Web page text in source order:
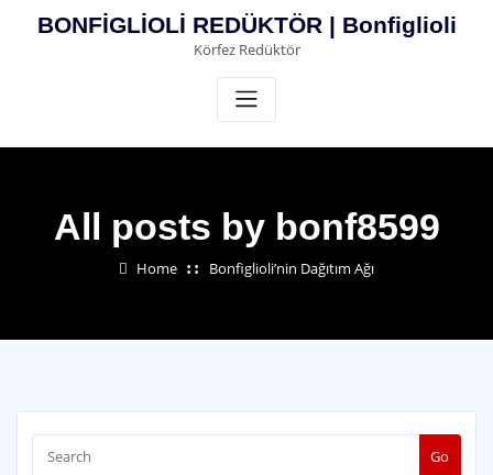
BONFİGLİOLİ REDÜKTÖR | Bonfiglioli
Körfez Redüktör
All posts by bonf8599
Home Bonfiglioli’nin Dağıtım Ağı
Go